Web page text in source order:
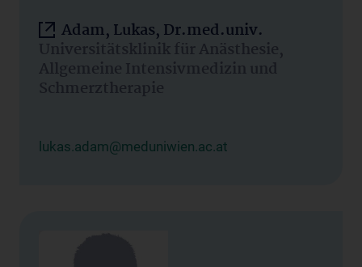
Adam, Lukas, Dr.med.univ.
Universitätsklinik für Anästhesie,
Allgemeine Intensivmedizin und
Schmerztherapie
lukas.adam@meduniwien.ac.at